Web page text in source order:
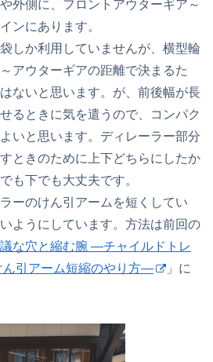
外側に、フロントアウターギア～
ンにあります。
しか利用していませんが、横型輪
アウターギアの距離で決まるた
ないと思います。が、前後幅が長
るときに気を遣うので、コンパク
いと思います。ディレーラー部分
ときのために上下どちらにしたか
も下でも大丈夫です。
ーのけん引アームを短くしてい
ようにしています。方法は前回の
な穴と縮む腕 ―チャイルドトレ
ん引アーム短縮のやり方―
」に